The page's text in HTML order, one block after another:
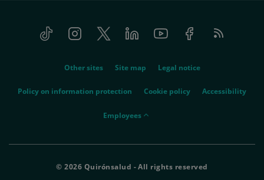
Tiktok InstagramTwitter LinkedinYoutube FacebookFeed
RSS
Other sites Site map Legal notice
Policy on information protection Cookie policy Accessibility
empleados
Employees
© 2026 Quirónsalud - All rights reserved